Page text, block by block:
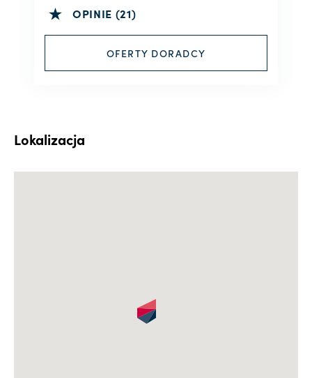
OPINIE (21)
OFERTY DORADCY
Lokalizacja